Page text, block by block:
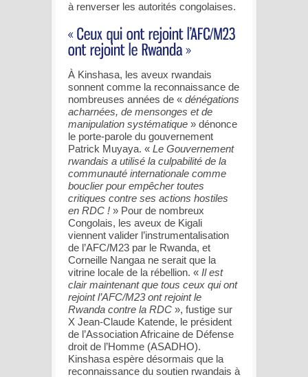
à renverser les autorités congolaises.
À Kinshasa, les aveux rwandais
sonnent comme la reconnaissance de
nombreuses années de « dénégations
acharnées, de mensonges et de
manipulation systématique » dénonce
le porte-parole du gouvernement
Patrick Muyaya. « Le Gouvernement
rwandais a utilisé la culpabilité de la
communauté internationale comme
bouclier pour empêcher toutes
critiques contre ses actions hostiles
en RDC ! » Pour de nombreux
Congolais, les aveux de Kigali
viennent valider l’instrumentalisation
de l’AFC/M23 par le Rwanda, et
Corneille Nangaa ne serait que la
vitrine locale de la rébellion. « Il est
clair maintenant que tous ceux qui ont
rejoint l’AFC/M23 ont rejoint le
Rwanda contre la RDC », fustige sur
X Jean-Claude Katende, le président
de l’Association Africaine de Défense
droit de l’Homme (ASADHO).
Kinshasa espère désormais que la
reconnaissance du soutien rwandais à